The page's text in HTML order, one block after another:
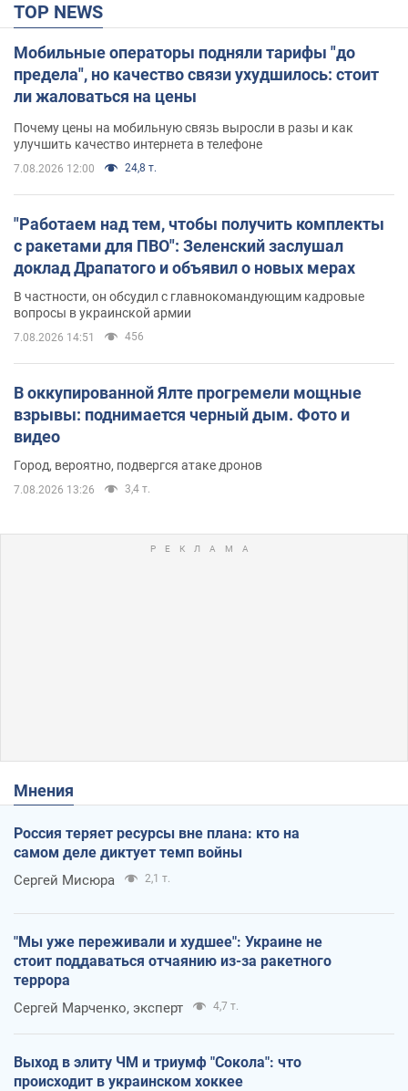
TOP NEWS
Мобильные операторы подняли тарифы "до
предела", но качество связи ухудшилось: стоит
ли жаловаться на цены
Почему цены на мобильную связь выросли в разы и как
улучшить качество интернета в телефоне
7.08.2026 12:00 24,8 т.
"Работаем над тем, чтобы получить комплекты
с ракетами для ПВО": Зеленский заслушал
доклад Драпатого и объявил о новых мерах
В частности, он обсудил с главнокомандующим кадровые
вопросы в украинской армии
7.08.2026 14:51 456
В оккупированной Ялте прогремели мощные
взрывы: поднимается черный дым. Фото и
видео
Город, вероятно, подвергся атаке дронов
7.08.2026 13:26 3,4 т.
Мнения
Россия теряет ресурсы вне плана: кто на
самом деле диктует темп войны
Сергей Мисюра 2,1 т.
"Мы уже переживали и худшее": Украине не
стоит поддаваться отчаянию из-за ракетного
террора
Сергей Марченко, эксперт 4,7 т.
Выход в элиту ЧМ и триумф "Сокола": что
происходит в украинском хоккее